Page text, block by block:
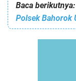
Baca berikutnya: